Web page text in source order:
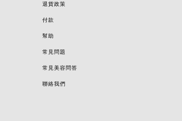
退貨政策
付款
幫助
常見問題
常見美容問答
聯絡我們